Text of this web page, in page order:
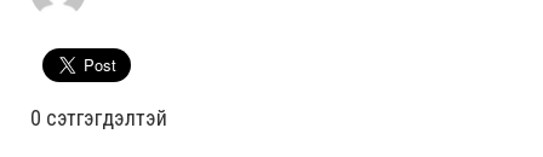
0 cэтгэгдэлтэй